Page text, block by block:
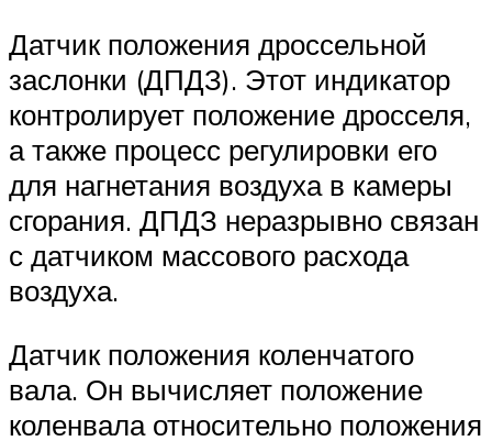
Датчик положения дроссельной
заслонки (ДПДЗ). Этот индикатор
контролирует положение дросселя,
а также процесс регулировки его
для нагнетания воздуха в камеры
сгорания. ДПДЗ неразрывно связан
с датчиком массового расхода
воздуха.
Датчик положения коленчатого
вала. Он вычисляет положение
коленвала относительно положения